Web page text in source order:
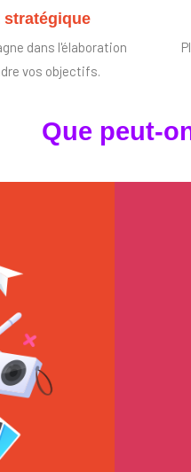
stratégique
dans l'élaboration
vos objectifs.
Que peut-